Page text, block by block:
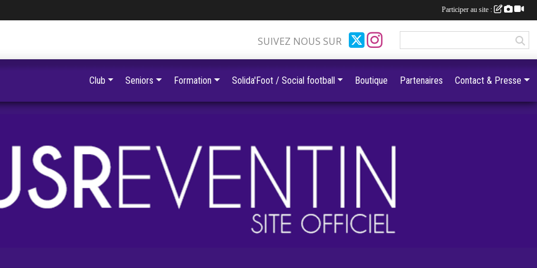
SUIVEZ NOUS SUR
Club Seniors Formation Solida'Foot / Social football Boutique Partenaires Contact & Presse
Participer au site :